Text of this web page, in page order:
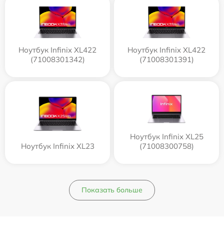
Ноутбук Infinix XL422
(71008301342)
Ноутбук Infinix XL422
(71008301391)
Ноутбук Infinix XL23
Ноутбук Infinix XL25
(71008300758)
Показать больше